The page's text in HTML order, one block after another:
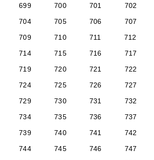
699
700 701 702
704
705 706 707
709
710 711 712
714
715 716 717
719
720 721 722
724
725 726 727
729
730 731 732
734
735 736 737
739
740 741 742
744
745 746 747